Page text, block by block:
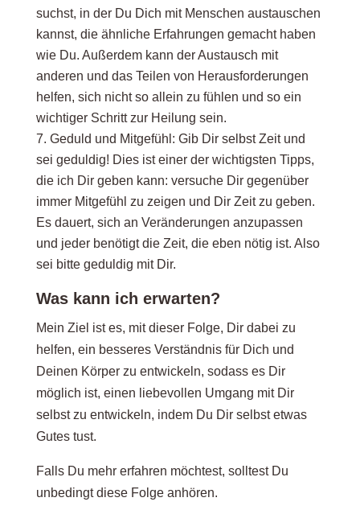
suchst, in der Du Dich mit Menschen austauschen
kannst, die ähnliche Erfahrungen gemacht haben
wie Du. Außerdem kann der Austausch mit
anderen und das Teilen von Herausforderungen
helfen, sich nicht so allein zu fühlen und so ein
wichtiger Schritt zur Heilung sein.
Geduld und Mitgefühl: Gib Dir selbst Zeit und
sei geduldig! Dies ist einer der wichtigsten Tipps,
die ich Dir geben kann: versuche Dir gegenüber
immer Mitgefühl zu zeigen und Dir Zeit zu geben.
Es dauert, sich an Veränderungen anzupassen
und jeder benötigt die Zeit, die eben nötig ist. Also
sei bitte geduldig mit Dir.
Was kann ich erwarten?
Mein Ziel ist es, mit dieser Folge, Dir dabei zu
helfen, ein besseres Verständnis für Dich und
Deinen Körper zu entwickeln, sodass es Dir
möglich ist, einen liebevollen Umgang mit Dir
selbst zu entwickeln, indem Du Dir selbst etwas
Gutes tust.
Falls Du mehr erfahren möchtest, solltest Du
unbedingt diese Folge anhören.